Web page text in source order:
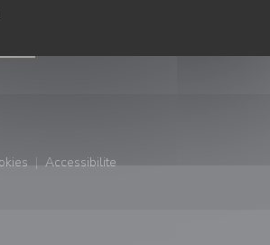
une nouvelle fenêtre))
une nouvelle fenêtre))
Accessibilite
((ouvre une nouvelle fenêtre))